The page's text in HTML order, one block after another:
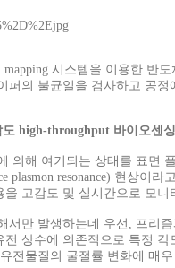
시스템을 이용한 반
퍼의 불균일을 검사하고 공
high-throughput 바이오센
의해 여기되는 상태를 표면
plasmon resonance) 현상이
고감도 및 실시간으로 모
서만 발생하는데 우선, 프리
상수에 의존적으로 특정
전물질의 굴절률 변화에 매